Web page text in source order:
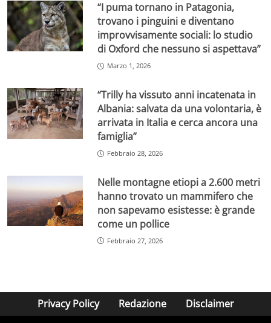
“I puma tornano in Patagonia,
trovano i pinguini e diventano
improvvisamente sociali: lo studio
di Oxford che nessuno si aspettava”
Marzo 1, 2026
“Trilly ha vissuto anni incatenata in
Albania: salvata da una volontaria, è
arrivata in Italia e cerca ancora una
famiglia”
Febbraio 28, 2026
Nelle montagne etiopi a 2.600 metri
hanno trovato un mammifero che
non sapevamo esistesse: è grande
come un pollice
Febbraio 27, 2026
Privacy Policy Redazione Disclaimer